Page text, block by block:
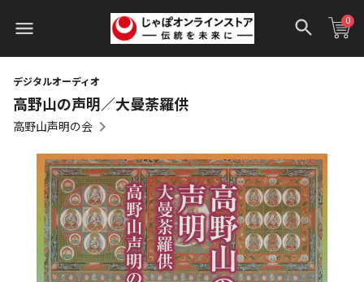
0
デジタルオーディオ
高野山の声明／大曼荼羅供
高野山声明の会